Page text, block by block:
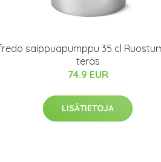
saippuapumppu 35 cl
teräs
74.9 EUR
LISÄTIETOJA